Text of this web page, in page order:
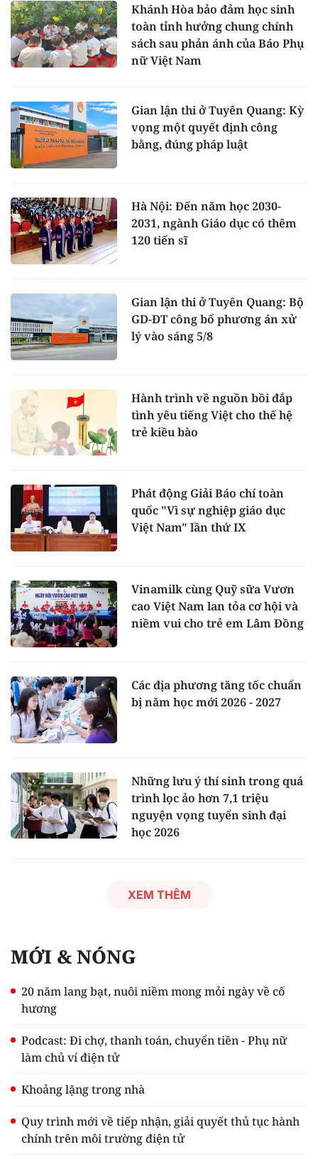
Khánh Hòa bảo đảm học sinh
toàn tỉnh hưởng chung chính
sách sau phản ánh của Báo Phụ
nữ Việt Nam
Gian lận thi ở Tuyên Quang: Kỳ
vọng một quyết định công
bằng, đúng pháp luật
Hà Nội: Đến năm học 2030-
2031, ngành Giáo dục có thêm
120 tiến sĩ
Gian lận thi ở Tuyên Quang: Bộ
GD-ĐT công bố phương án xử
lý vào sáng 5/8
Hành trình về nguồn bồi đắp
tình yêu tiếng Việt cho thế hệ
trẻ kiều bào
Phát động Giải Báo chí toàn
quốc "Vì sự nghiệp giáo dục
Việt Nam" lần thứ IX
Vinamilk cùng Quỹ sữa Vươn
cao Việt Nam lan tỏa cơ hội và
niềm vui cho trẻ em Lâm Đồng
Các địa phương tăng tốc chuẩn
bị năm học mới 2026 - 2027
Những lưu ý thí sinh trong quá
trình lọc ảo hơn 7,1 triệu
nguyện vọng tuyển sinh đại
học 2026
XEM THÊM
MỚI & NÓNG
20 năm lang bạt, nuôi niềm mong mỏi ngày về cố
hương
Podcast: Đi chợ, thanh toán, chuyển tiền - Phụ nữ
làm chủ ví điện tử
Khoảng lặng trong nhà
Quy trình mới về tiếp nhận, giải quyết thủ tục hành
chính trên môi trường điện tử